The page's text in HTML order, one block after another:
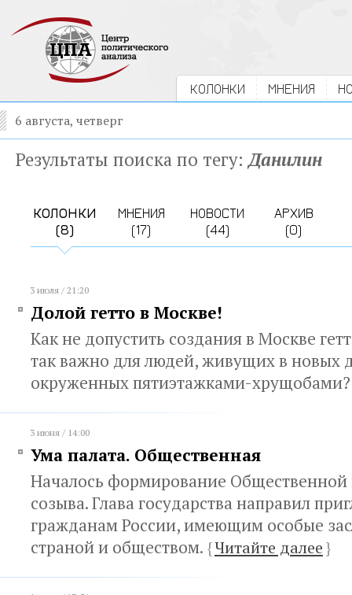
КОЛОНКИ МНЕНИЯ
6 августа, четверг
Результаты поиска по тегу:Данилин
КОЛОНКИ
(8)
МНЕНИЯ
(17)
НОВОСТИ
(44)
АРХИВ
(0)
3 июля / 21:20
Долой гетто в Москве!
Как не допустить создания в Москве
так важно для людей, живущих в новых
окруженных пятиэтажками-
3 июня / 14:00
Ума палата. Общественная
Началось формирование Общественной
созыва. Глава государства направил
гражданам России, имеющим особые
страной и обществом. {Читайте далее}